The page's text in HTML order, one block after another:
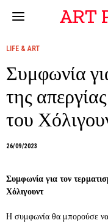
ART
LIFE & ART
Συμφωνία
της
του
26/09/2023
Συμφωνία για τον
Χόλιγουντ
Η συμφωνία θα μπορούσε να